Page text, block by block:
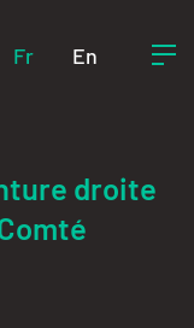
Fr En
droite